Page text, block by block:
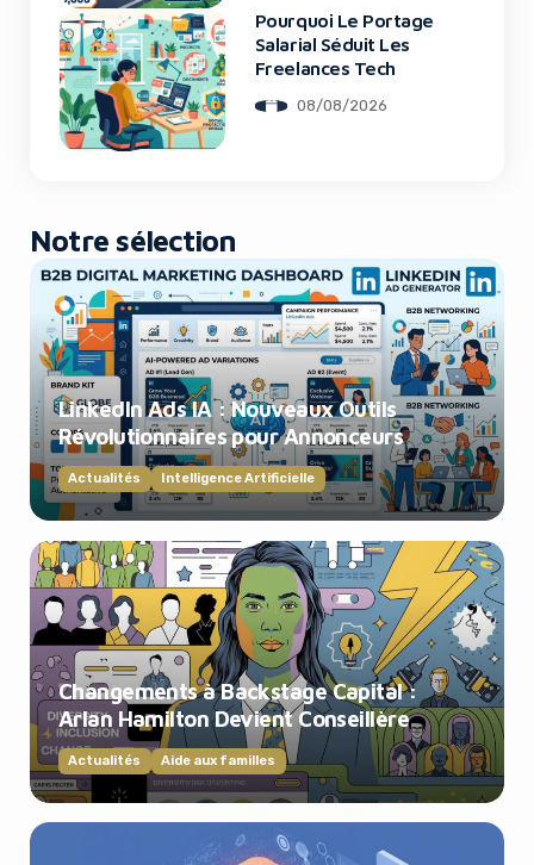
Pourquoi Le Portage
Salarial Séduit Les
Freelances Tech
08/08/2026
Notre sélection
LinkedIn Ads IA : Nouveaux Outils
Révolutionnaires pour Annonceurs
Actualités Intelligence Artificielle
Changements à Backstage Capital :
Arlan Hamilton Devient Conseillère
Actualités Aide aux familles